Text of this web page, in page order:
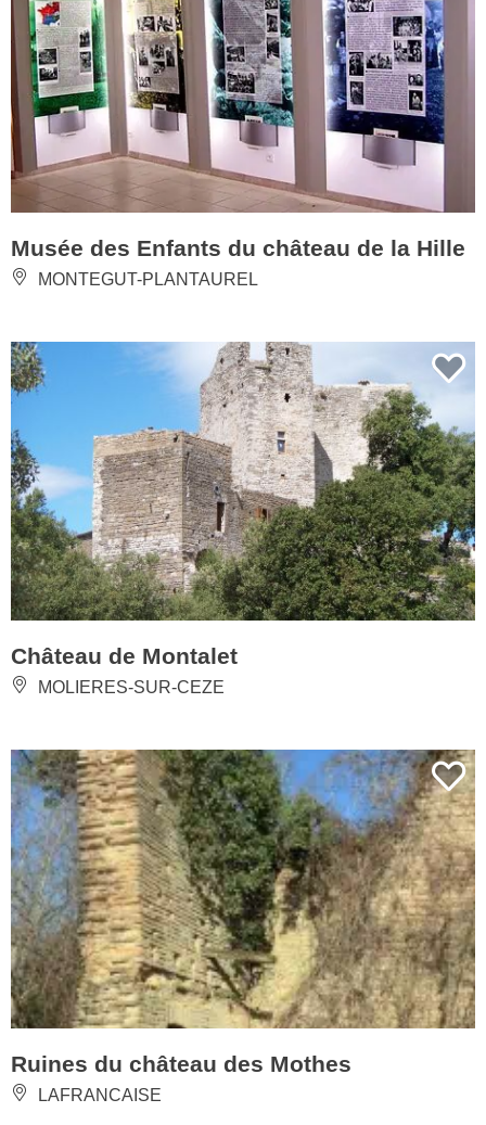
Musée des Enfants du château de la Hille
MONTEGUT-PLANTAUREL
Château de Montalet
MOLIERES-SUR-CEZE
Ruines du château des Mothes
LAFRANCAISE